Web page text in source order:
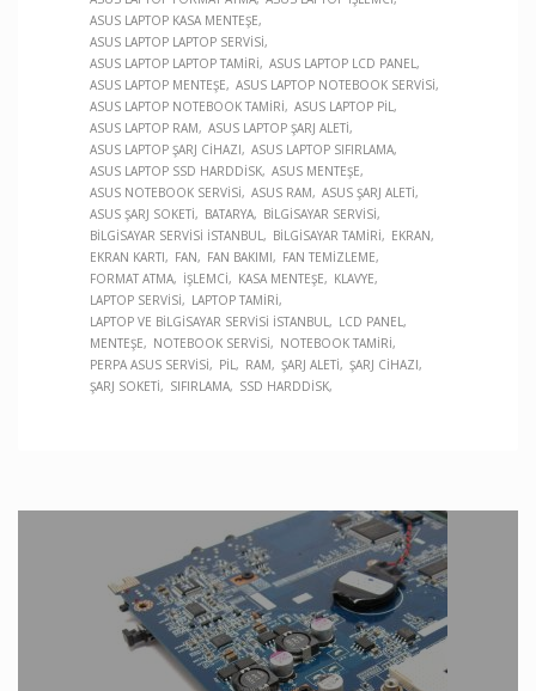
ASUS LAPTOP KASA MENTEŞE
ASUS LAPTOP LAPTOP SERVISI
ASUS LAPTOP LAPTOP TAMIRI
ASUS LAPTOP LCD PANEL
ASUS LAPTOP MENTEŞE
ASUS LAPTOP NOTEBOOK SERVISI
ASUS LAPTOP NOTEBOOK TAMIRI
ASUS LAPTOP PIL
ASUS LAPTOP RAM
ASUS LAPTOP ŞARJ ALETI
ASUS LAPTOP ŞARJ CIHAZI
ASUS LAPTOP SIFIRLAMA
ASUS LAPTOP SSD HARDDISK ASUS MENTEŞE
ASUS NOTEBOOK SERVISI
ASUS RAM
ASUS ŞARJ ALETI
ASUS ŞARJ SOKETI
BATARYA
BILGISAYAR SERVISI
BILGISAYAR SERVISI İSTANBUL
BILGISAYAR TAMIRI
EKRAN
EKRAN KARTI
FAN FAN BAKIMI
FAN TEMIZLEME
FORMAT ATMA
İŞLEMCI KASA MENTEŞE
KLAVYE
LAPTOP SERVISI
LAPTOP TAMIRI
LAPTOP VE BILGISAYAR SERVISI İSTANBUL
LCD PANEL
MENTEŞE
NOTEBOOK SERVISI
NOTEBOOK TAMIRI
PERPA ASUS SERVISI
PIL RAM ŞARJ ALETI
ŞARJ CIHAZI
ŞARJ SOKETI
SIFIRLAMA SSD HARDDISK